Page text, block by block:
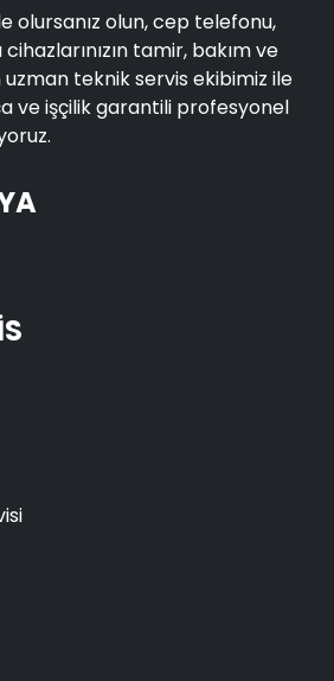
olursanız olun, cep telefonu,
tamir, bakım ve
teknik servis ekibimiz ile
ve işçilik garantili profesyonel